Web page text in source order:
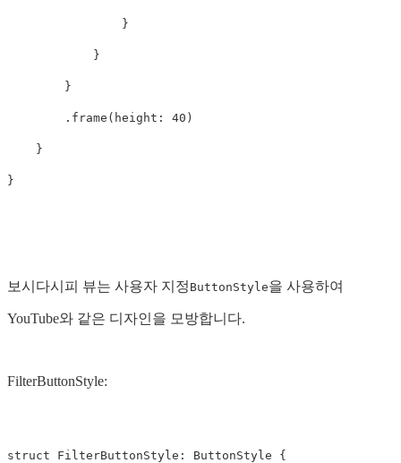
}
}
}
. frame ( height : 40 )
}
}
보시다시피 뷰는 사용자 지정 ButtonStyle을 사용하여
YouTube와 같은 디자인을 모방합니다.
FilterButtonStyle:
struct FilterButtonStyle : ButtonStyle {